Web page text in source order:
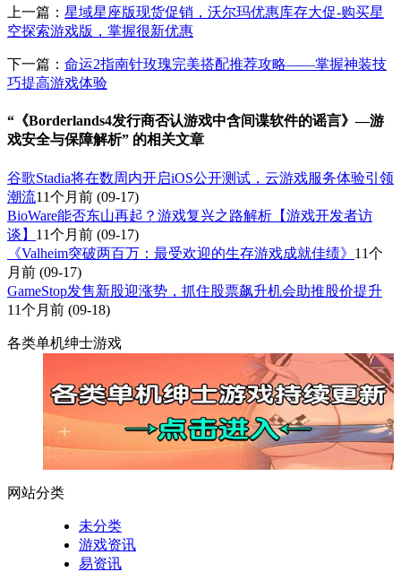
上一篇： 星域星座版现货促销，沃尔玛优惠库存大促-购买星
空探索游戏版，掌握很新优惠
下一篇： 命运2指南针玫瑰完美搭配推荐攻略——掌握神装技
巧提高游戏体验
“《Borderlands4发行商否认游戏中含间谍软件的谣言》—游
戏安全与保障解析” 的相关文章
谷歌Stadia将在数周内开启iOS公开测试，云游戏服务体验引领
潮流11个月前 (09-17)
BioWare能否东山再起？游戏复兴之路解析【游戏开发者访
谈】 11个月前 (09-17)
《Valheim突破两百万：最受欢迎的生存游戏成就佳绩》 11个
月前 (09-17)
GameStop发售新股迎涨势，抓住股票飙升机会助推股价提升
11个月前 (09-18)
各类单机绅士游戏
网站分类
未分类
游戏资讯
易资讯